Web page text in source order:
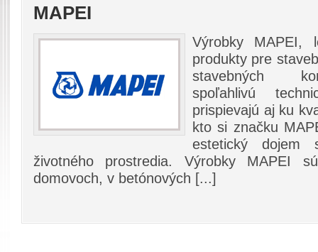
MAPEI
Výrobky MAPEI,
produkty pre
stavebných
spoľahlivú
prispievajú aj ku
kto si značku
estetický dojem
životného prostredia. Výrobky MAPEI
domovoch, v betónových [...]